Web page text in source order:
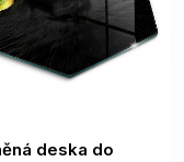
deska do